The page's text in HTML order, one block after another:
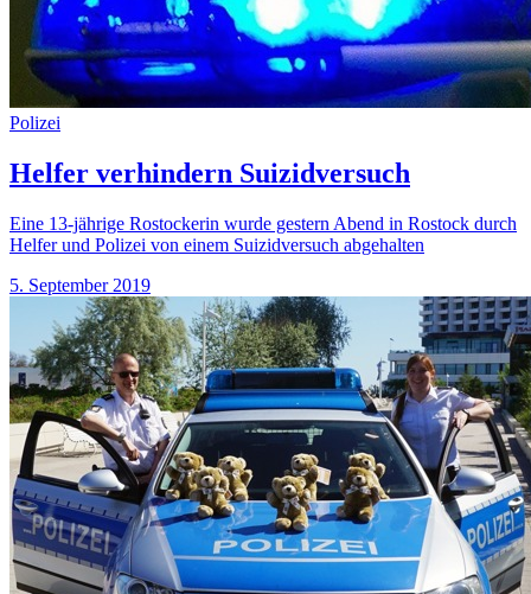
Polizei
Helfer verhindern Suizidversuch
Eine 13-jährige Rostockerin wurde gestern Abend in Rostock durch
Helfer und Polizei von einem Suizidversuch abgehalten
5. September 2019